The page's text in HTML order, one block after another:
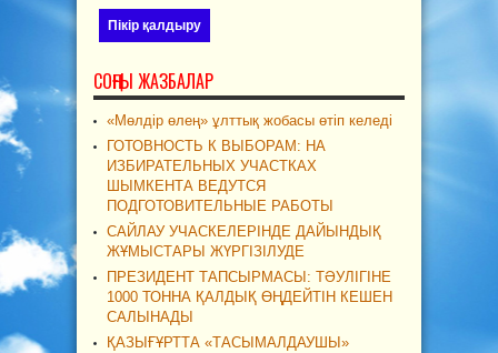
СОҢҒЫ ЖАЗБАЛАР
«Мөлдір өлең» ұлттық жобасы өтіп келеді
ГОТОВНОСТЬ К ВЫБОРАМ: НА
ИЗБИРАТЕЛЬНЫХ УЧАСТКАХ
ШЫМКЕНТА ВЕДУТСЯ
ПОДГОТОВИТЕЛЬНЫЕ РАБОТЫ
САЙЛАУ УЧАСКЕЛЕРІНДЕ ДАЙЫНДЫҚ
ЖҰМЫСТАРЫ ЖҮРГІЗІЛУДЕ
ПРЕЗИДЕНТ ТАПСЫРМАСЫ: ТӘУЛІГІНЕ
1000 ТОННА ҚАЛДЫҚ ӨҢДЕЙТІН КЕШЕН
САЛЫНАДЫ
ҚАЗЫҒҰРТТА «ТАСЫМАЛДАУШЫ»